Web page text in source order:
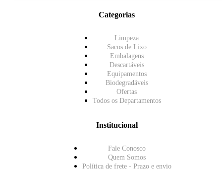
Categorias
Limpeza
Sacos de Lixo
Embalagens
Descartáveis
Equipamentos
Biodegradáveis
Ofertas
Todos os Departamentos
Institucional
Fale Conosco
Quem Somos
Política de frete - Prazo e envio